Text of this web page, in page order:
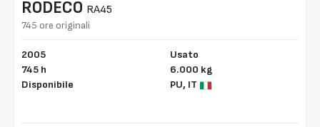
RODECO RA45
745 ore originali
2005
745 h
Disponibile
Usato
6.000 kg
PU, IT